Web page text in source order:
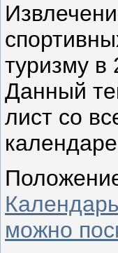
туризму в
Данный
лист со
можно